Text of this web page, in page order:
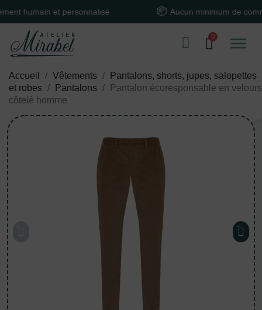
et personnalisé Aucun minimum de commande
Accueil Vêtements
Pantalons, shorts, jupes, salopettes
et robes
Pantalons
Pantalon écoresponsable en velours
côtelé homme